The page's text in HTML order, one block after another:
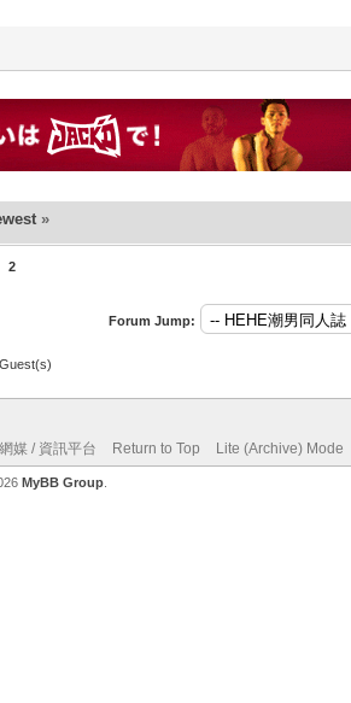
»
2
Forum Jump:
媒 / 資訊平台 Return to Top Lite (Archive) Mode
MyBB Group